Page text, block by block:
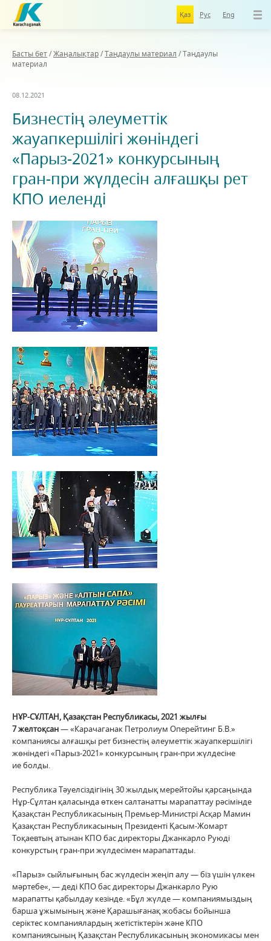
Қаз Рус Eng
Басты бет/Жаңалықтар/Таңдаулы материал /Таңдаулы
материал
08.12.2021
Бизнестің әлеуметтік
жауапкершілігі жөніндегі
«Парыз-2021» конкурсының
гран-при жүлдесін алғашқы рет
КПО иеленді
НҰР-СҰЛТАН, Қазақстан Республикасы, 2021 жылғы
7 желтоқсан— «Карачаганак Петролиум Оперейтинг Б.В.»
компаниясы алғашқы рет бизнестің әлеуметтік жауапкершілігі
жөніндегі «Парыз-2021» конкурсының гран-при жүлдесіне
ие болды.
Республика Тәуелсіздігінің 30 жылдық мерейтойы қарсаңында
Нұр-Сұлтан қаласында өткен салтанатты марапаттау рәсімінде
Қазақстан Республикасының Премьер-Министрі Асқар Мамин
Қазақстан Республикасының Президенті Қасым-Жомарт
Тоқаевтың атынан КПО бас директоры Джанкарло Руюді
конкурстың гран-при жүлдесімен марапаттады.
«Парыз» сыйлығының бас жүлдесін жеңіп алу — біз үшін үлкен
мәртебе«, — деді КПО бас директоры Джанкарло Рую
марапатты қабылдау кезінде. «Бұл жүлде — компаниямыздың
барша ұжымының және Қарашығанақ жобасы бойынша
серіктес компаниялардың жетістіктерін және КПО
компаниясының Қазақстан Республикасының экономикасы мен